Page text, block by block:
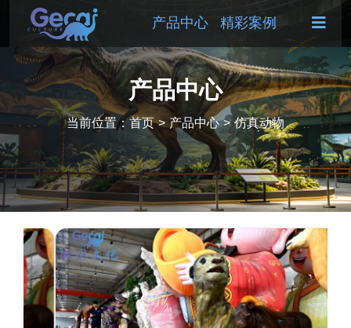
产品中心 精彩案例
产品中心
当前位置：首页 > 产品中心 > 仿真动物